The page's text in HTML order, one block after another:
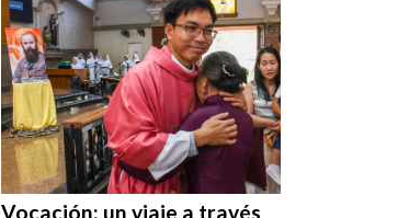
Vocación: un viaje a través